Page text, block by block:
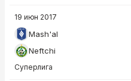
19 июн 2017
Mash'al
Neftchi
Суперлига